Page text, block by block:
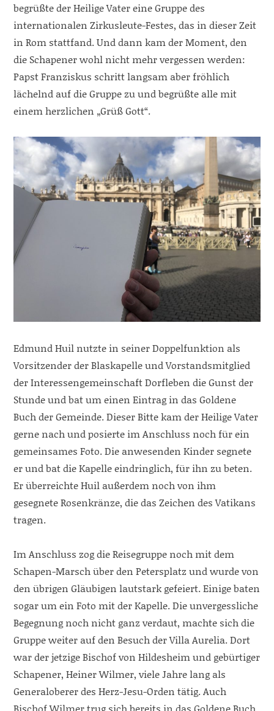
begrüßte der Heilige Vater eine Gruppe des
internationalen Zirkusleute-Festes, das in dieser Zeit
in Rom stattfand. Und dann kam der Moment, den
die Schapener wohl nicht mehr vergessen werden:
Papst Franziskus schritt langsam aber fröhlich
lächelnd auf die Gruppe zu und begrüßte alle mit
einem herzlichen „Grüß Gott“.
Edmund Huil nutzte in seiner Doppelfunktion als
Vorsitzender der Blaskapelle und Vorstandsmitglied
der Interessengemeinschaft Dorfleben die Gunst der
Stunde und bat um einen Eintrag in das Goldene
Buch der Gemeinde. Dieser Bitte kam der Heilige Vater
gerne nach und posierte im Anschluss noch für ein
gemeinsames Foto. Die anwesenden Kinder segnete
er und bat die Kapelle eindringlich, für ihn zu beten.
Er überreichte Huil außerdem noch von ihm
gesegnete Rosenkränze, die das Zeichen des Vatikans
tragen.
Im Anschluss zog die Reisegruppe noch mit dem
Schapen-Marsch über den Petersplatz und wurde von
den übrigen Gläubigen lautstark gefeiert. Einige baten
sogar um ein Foto mit der Kapelle. Die unvergessliche
Begegnung noch nicht ganz verdaut, machte sich die
Gruppe weiter auf den Besuch der Villa Aurelia. Dort
war der jetzige Bischof von Hildesheim und gebürtiger
Schapener, Heiner Wilmer, viele Jahre lang als
Generaloberer des Herz-Jesu-Orden tätig. Auch